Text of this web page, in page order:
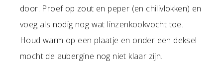
door. Proef op zout en peper (en chilivlokken) en
voeg als nodig nog wat linzenkookvocht toe.
Houd warm op een plaatje en onder een deksel
mocht de aubergine nog niet klaar zijn.